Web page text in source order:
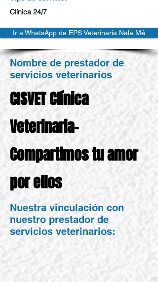
Clínica 24/7
Ir a WhatsApp de EPS Veterinaria Nala Mé
Nombre de prestador de
servicios veterinarios
CISVET Clínica
Veterinaria-
Compartimos tu amor
por ellos
Nuestra vinculación con
nuestro prestador de
servicios veterinarios: